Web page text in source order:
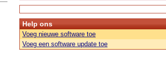
Help ons
Voeg nieuwe software toe
Voeg een software update toe